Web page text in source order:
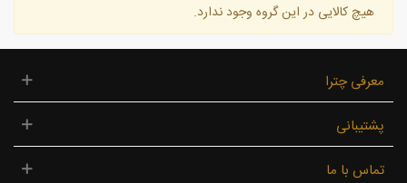
هیچ کالایی در این گروه وجود ندارد.
معرفی چترا
پشتیبانی
تماس با ما